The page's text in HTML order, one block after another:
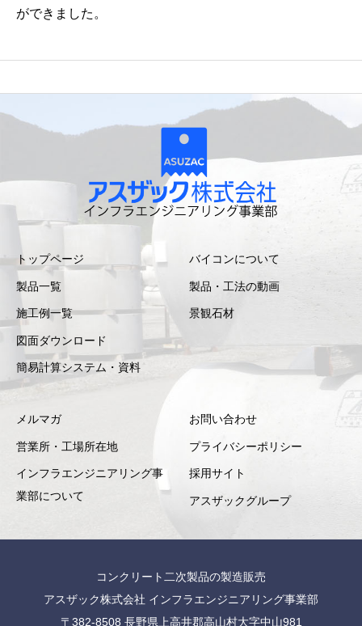
u
y
ができました。
トップページ
製品一覧
施工例一覧
図面ダウンロード
簡易計算システム・資料
バイコンについて
製品・工法の動画
景観石材
メルマガ
営業所・工場所在地
インフラエンジニアリング事
業部について
お問い合わせ
プライバシーポリシー
採用サイト
アスザックグループ
コンクリート二次製品の製造販売
アスザック株式会社 インフラエンジニアリング事業部
〒382-8508 長野県上高井郡高山村大字中山981